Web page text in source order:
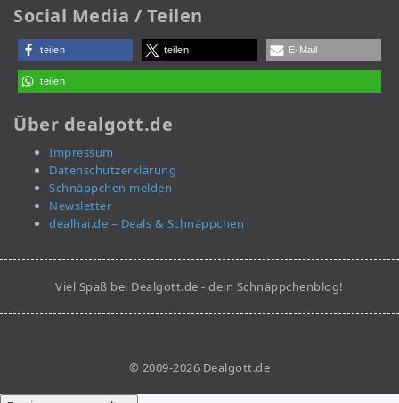
Social Media / Teilen
teilen teilen E-Mail
teilen
Über dealgott.de
Impressum
Datenschutzerklärung
Schnäppchen melden
Newsletter
dealhai.de – Deals & Schnäppchen
Viel Spaß bei Dealgott.de - dein Schnäppchenblog!
© 2009-2026 Dealgott.de